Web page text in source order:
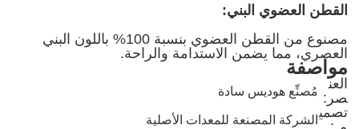
القطن العضوي البني:
مصنوع من القطن العضوي بنسبة 100% باللون البني
العصري، مما يضمن الاستدامة والراحة.
مواصفة
العن
صر: مُصنِّع هوديس سادة
تصمي الشركة المصنعة للمعدات الأصلية